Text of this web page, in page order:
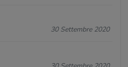
30 Settembre 2020